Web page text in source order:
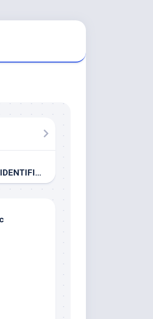
PIN (PERSONAL IDENTIFICATION NUMBER)